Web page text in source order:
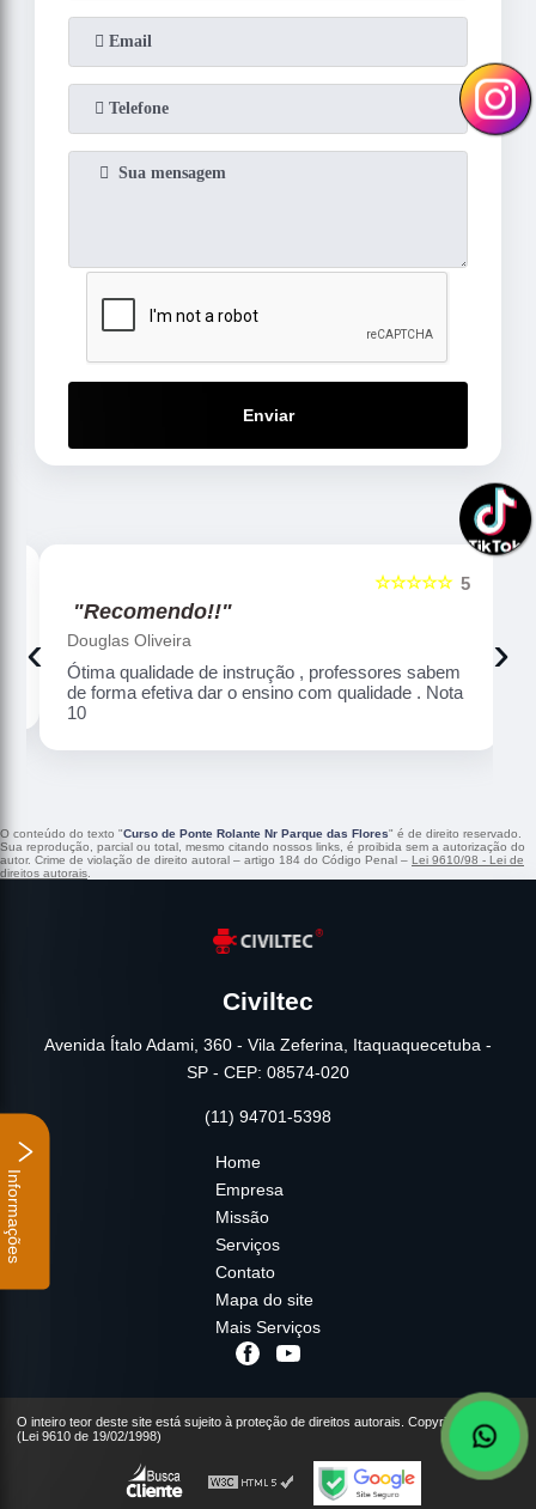
Enviar
5
☆☆☆☆☆
"Recomendo!!"
Douglas Oliveira
Ótima qualidade de instrução , professores sabem
de forma efetiva dar o ensino com qualidade . Nota
10
‹ ›
O conteúdo do texto "Curso de Ponte Rolante Nr Parque das Flores" é de direito reservado.
Sua reprodução, parcial ou total, mesmo citando nossos links, é proibida sem a autorização do
autor. Crime de violação de direito autoral – artigo 184 do Código Penal – Lei 9610/98 - Lei de
direitos autorais.
Civiltec
Avenida Ítalo Adami, 360 - Vila Zeferina, Itaquaquecetuba -
SP - CEP: 08574-020
(11) 94701-5398
Home
Empresa
Missão
Serviços
Contato
Mapa do site
Mais Serviços
O inteiro teor deste site está sujeito à proteção de direitos autorais. Copyright© Civiltec
(Lei 9610 de 19/02/1998)
Informações